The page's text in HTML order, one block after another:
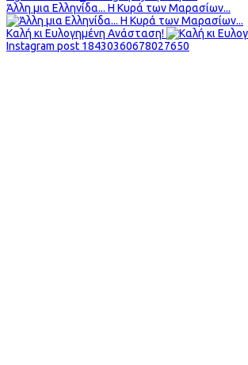
Άλλη μια Ελληνίδα... Η Κυρά των Μαρασίων...
Καλή κι Ευλογημένη Ανάσταση!
Instagram post 18430360678027650